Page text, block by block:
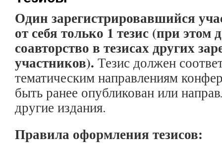
Один зарегистрировавшийся
от себя только 1 тезис (при этом
соавторство в тезисах других
участников). Тезис должен
тематическим направлениям
быть ранее опубликован или
другие издания.
Правила оформления тезисов: